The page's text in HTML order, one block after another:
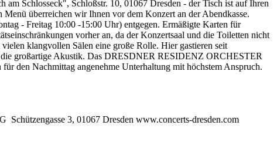
Schlosseck", Schloßstr. 10, 01067 Dresden - der Tisch ist auf Ihren
überreichen wir Ihnen vor dem Konzert an der Abendkasse.
- Freitag 10:00 -15:00 Uhr) entgegen. Ermäßigte Karten für
vorher an, da der Konzertsaal und die Toiletten nicht
klangvollen Sälen eine große Rolle. Hier gastieren seit
die großartige Akustik. Das DRESDNER RESIDENZ ORCHESTER
den Nachmittag angenehme Unterhaltung mit höchstem Anspruch.
3, 01067 Dresden www.concerts-dresden.com